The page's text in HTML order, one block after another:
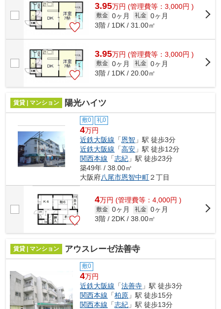
3.95万円 (管理費等：3,000円 )
敷金 0ヶ月 礼金 0ヶ月
3階 / 1DK / 31.00㎡
3.95万円 (管理費等：3,000円 )
敷金 0ヶ月 礼金 0ヶ月
3階 / 1DK / 20.00㎡
賃貸 | マンション 陽光ハイツ
敷0 礼0
4万円
近鉄大阪線 「恩智 」駅 徒歩3分
近鉄大阪線 「高安 」駅 徒歩12分
関西本線 「志紀 」駅 徒歩23分
築49年 / 38.00㎡
大阪府八尾市恩智中町２丁目
4万円 (管理費等：4,000円 )
敷金 0ヶ月 礼金 0ヶ月
3階 / 2DK / 38.00㎡
賃貸 | マンション アウスレーゼ法善寺
敷0
4万円
近鉄大阪線 「法善寺 」駅 徒歩3分
関西本線 「柏原 」駅 徒歩15分
関西本線 「志紀 」駅 徒歩13分